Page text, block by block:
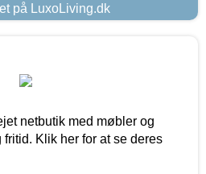
på LuxoLiving.dk
netbutik med møbler og
fritid. Klik her for at se deres